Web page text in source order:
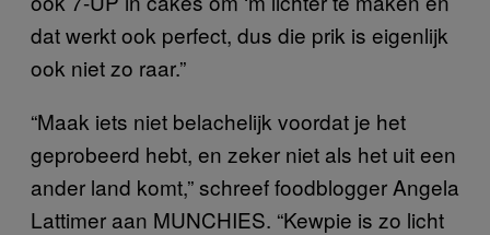
dat werkt ook perfect, dus die prik is eigenlijk
ook niet zo raar.”
“Maak iets niet belachelijk voordat je het
geprobeerd hebt, en zeker niet als het uit een
ander land komt,” schreef foodblogger Angela
Lattimer aan MUNCHIES. “Kewpie is zo licht